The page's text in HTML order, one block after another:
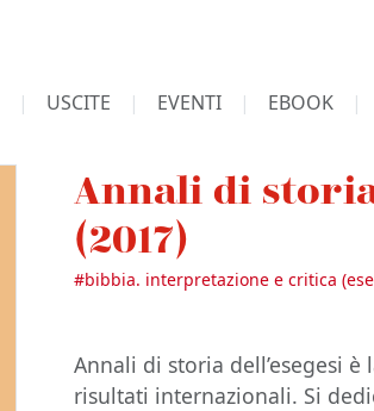
USCITE EVENTI EBOOK
Annali di storia
(2017)
#bibbia. interpretazione e critica
Annali di storia dell’esegesi
risultati internazionali. Si